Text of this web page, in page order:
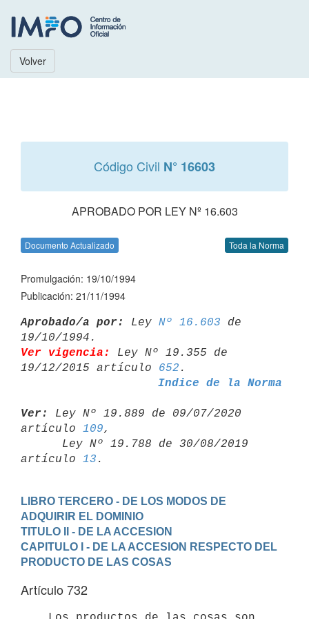
Volver
Código Civil N° 16603
APROBADO POR LEY Nº 16.603
Documento Actualizado Toda la Norma
Promulgación: 19/10/1994
Publicación: 21/11/1994
Aprobado/a por: Ley Nº 16.603 de
Ver vigencia:
Ley Nº 19.355 de
19/12/2015 artículo 652
Indice de la Norma
Ver:
Ley Nº 19.889 de 09/07/2020
artículo 109,
artículo 13
LIBRO TERCERO - DE LOS MODOS DE
ADQUIRIR EL DOMINIO
TITULO II - DE LA ACCESION
CAPITULO I - DE LA ACCESION RESPECTO DEL
PRODUCTO DE LAS COSAS
Artículo 732